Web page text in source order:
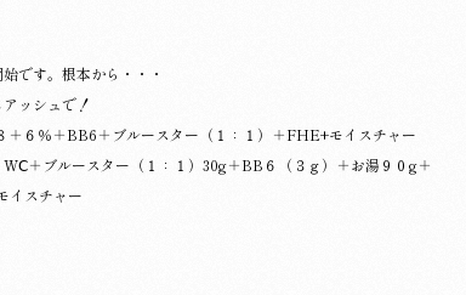
です。根本から・・・
ッシュで！
＋６％＋BB6＋ブルースター（１：１）＋FHE+モイスチャー
＋ブルースター（１：１）30g＋BB６（３ｇ）＋お湯９０g＋
イスチャー